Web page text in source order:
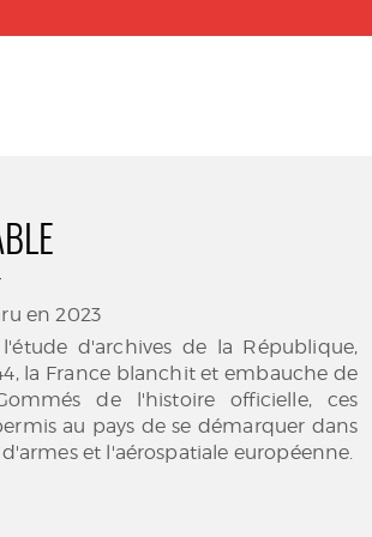
en 2023
d'archives de la République,
la France blanchit et embauche de
de l'histoire officielle, ces
au pays de se démarquer dans
et l'aérospatiale européenne.